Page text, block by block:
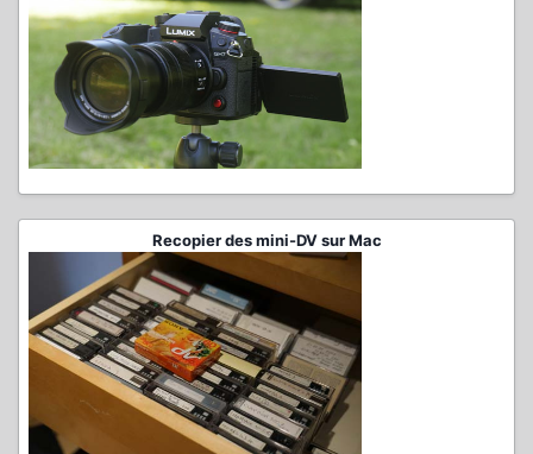
Recopier des mini-DV sur Mac